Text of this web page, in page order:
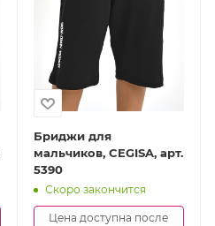
Бриджи для
мальчиков, CEGISA, арт.
5390
Скоро закончится
Цена доступна после